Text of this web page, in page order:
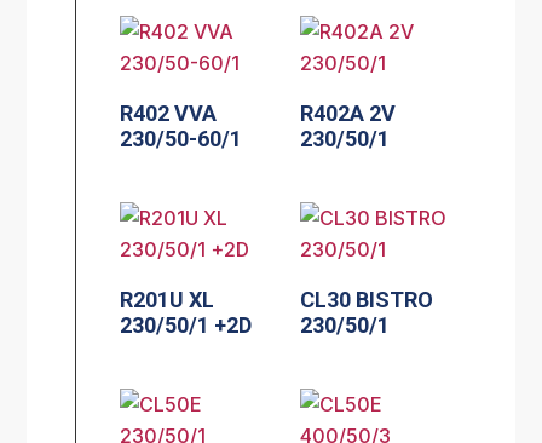
R402 VVA
230/50-60/1
R402A 2V
230/50/1
R201U XL
230/50/1 +2D
CL30 BISTRO
230/50/1